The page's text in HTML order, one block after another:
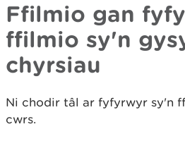
Ffilmio gan
ffilmio sy'n
chyrsiau
Ni chodir tâl ar fyfyrwyr sy'n
cwrs.